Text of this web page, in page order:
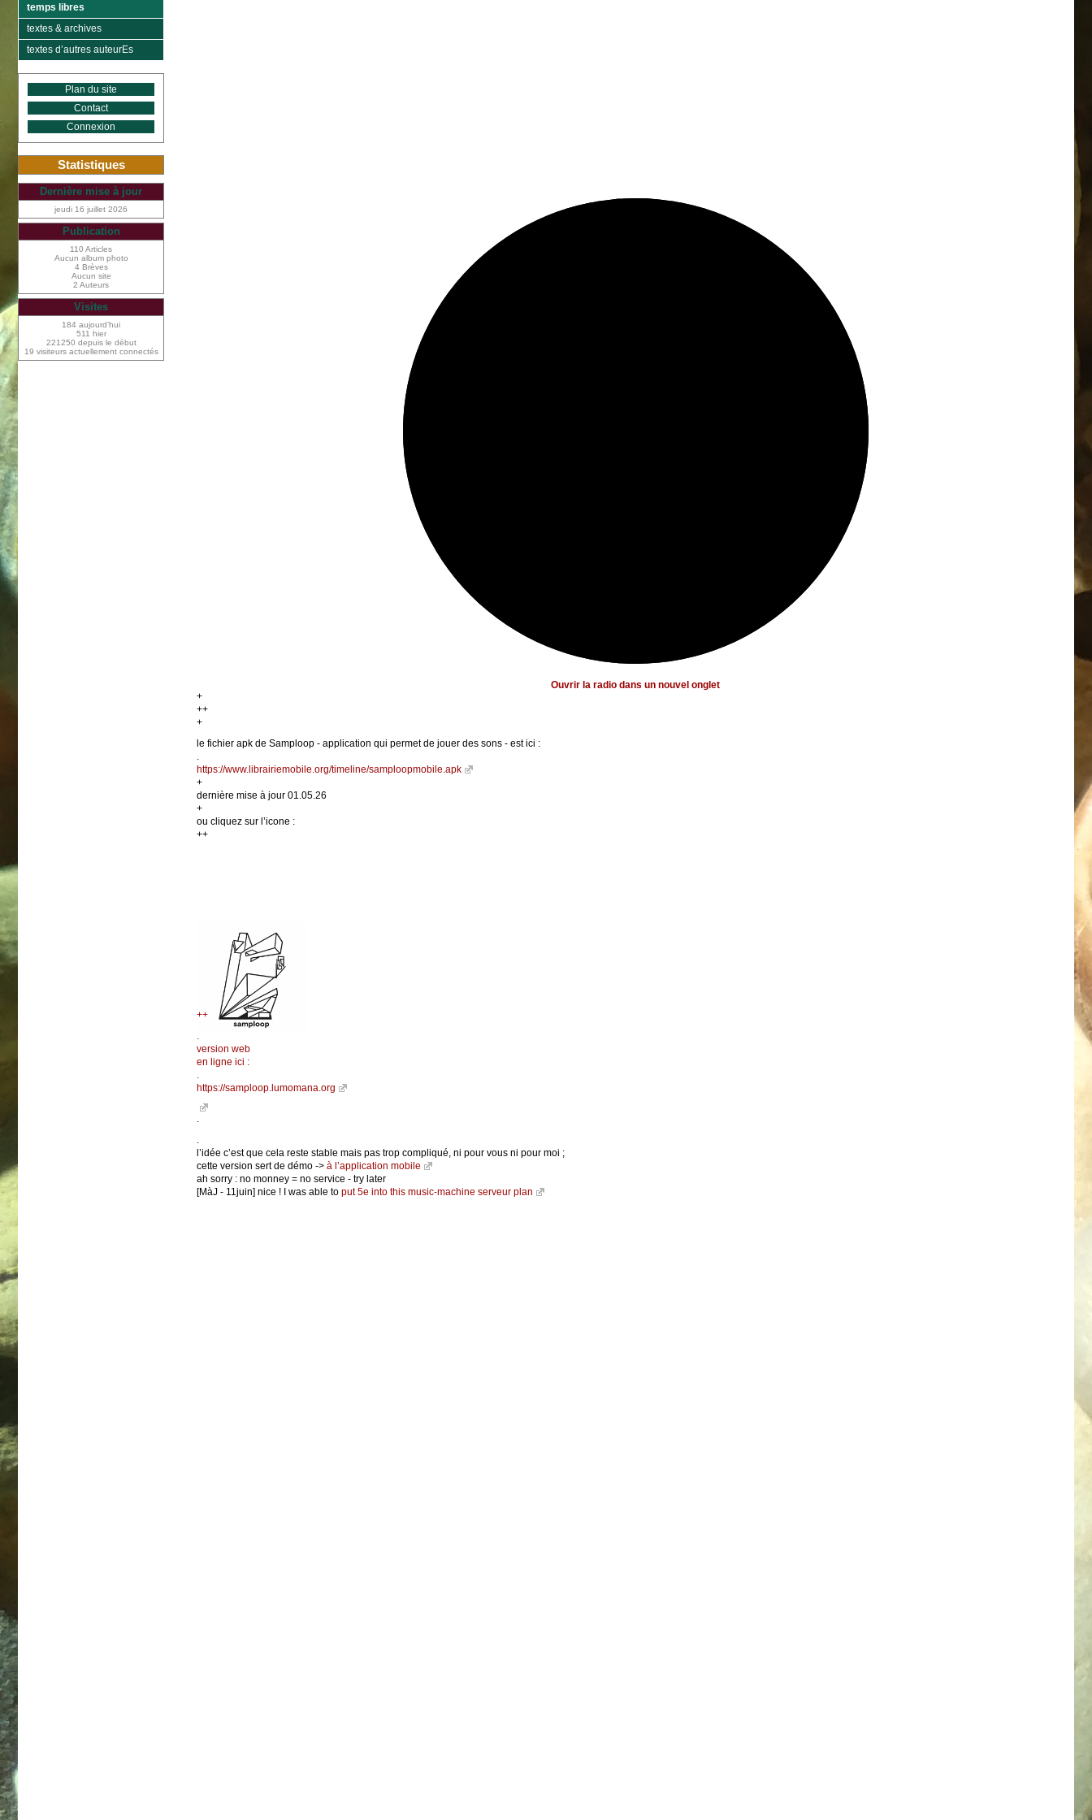
Ouvrir la radio dans un nouvel onglet
+
++
+
le fichier apk de Samploop - application qui permet de jouer des sons - est ici :
.
https://www.librairiemobile.org/timeline/samploopmobile.apk
+
dernière mise à jour 01.05.26
+
ou cliquez sur l’icone :
++
++
.
version web
en ligne ici :
.
https://samploop.lumomana.org
.
.
l’idée c’est que cela reste stable mais pas trop compliqué, ni pour vous ni pour moi ;
cette version sert de démo -> à l’application mobile
ah sorry : no monney = no service - try later
[MàJ - 11juin] nice ! I was able to put 5e into this music-machine serveur plan
temps libres
textes & archives
textes d’autres auteurEs
Plan du site
Contact
Connexion
Statistiques
Dernière mise à jour
jeudi 16 juillet 2026
Publication
110 Articles
Aucun album photo
4 Brèves
Aucun site
2 Auteurs
Visites
184 aujourd’hui
511 hier
221250 depuis le début
19 visiteurs actuellement connectés